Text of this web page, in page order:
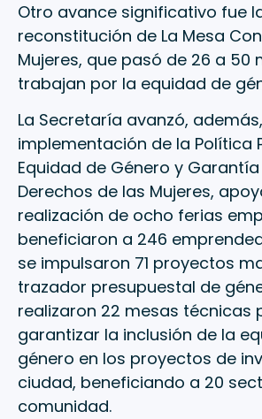
Otro avance significativo fue
reconstitución de La Mesa
Mujeres, que pasó de 26 a 50
trabajan por la equidad de
La Secretaría avanzó,
implementación de la Política
Equidad de Género y
Derechos de las Mujeres,
realización de ocho ferias
beneficiaron a 246
se impulsaron 71 proyectos
trazador presupuestal de
realizaron 22 mesas técnicas
garantizar la inclusión de la
género en los proyectos de
ciudad, beneficiando a 20
comunidad.